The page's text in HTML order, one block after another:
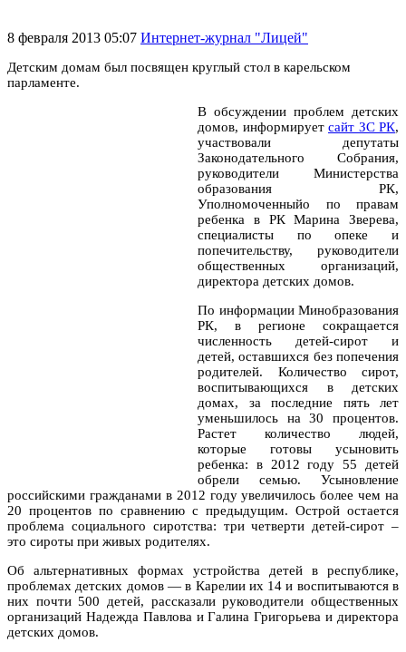
8 февраля 2013 05:07 Интернет-журнал "Лицей"
Детским домам был посвящен круглый стол в карельском
парламенте.
В обсуждении проблем детских
домов, информирует сайт ЗС РК,
участвовали депутаты
Законодательного Собрания,
руководители Министерства
образования РК,
Уполномоченныйо по правам
ребенка в РК Марина Зверева,
специалисты по опеке и
попечительству, руководители
общественных организаций,
директора детских домов.
По информации Минобразования
РК, в регионе сокращается
численность детей-сирот и
детей, оставшихся без попечения
родителей. Количество сирот,
воспитывающихся в детских
домах, за последние пять лет
уменьшилось на 30 процентов.
Растет количество людей,
которые готовы усыновить
ребенка: в 2012 году 55 детей
обрели семью. Усыновление
российскими гражданами в 2012 году увеличилось более чем на
20 процентов по сравнению с предыдущим. Острой остается
проблема социального сиротства: три четверти детей-сирот –
это сироты при живых родителях.
Об альтернативных формах устройства детей в республике,
проблемах детских домов — в Карелии их 14 и воспитываются в
них почти 500 детей, рассказали руководители общественных
организаций Надежда Павлова и Галина Григорьева и директора
детских домов.